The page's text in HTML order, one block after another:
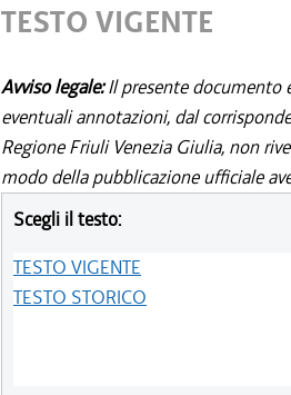
TESTO VIGENTE
Avviso legale:Il presente documento
eventuali annotazioni, dal
Regione Friuli Venezia Giulia, non
modo della pubblicazione ufficiale
Scegli il testo:
TESTO VIGENTE
TESTO STORICO